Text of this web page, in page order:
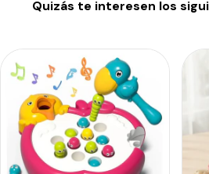
Quizás te interesen los